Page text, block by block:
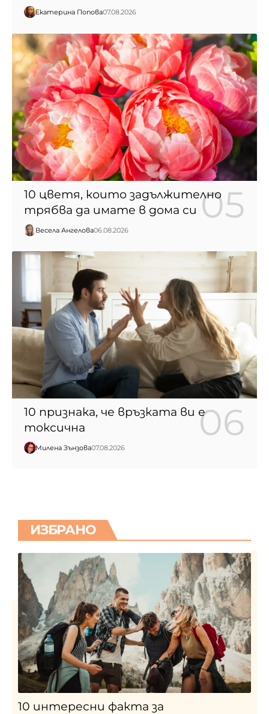
Екатерина Попова07.08.2026
10 цветя, които задължително
трябва да имате в дома си
Весела Ангелова06.08.2026
10 признака, че връзката ви е
токсична
Милена Зънзова07.08.2026
ИЗБРАНО
10 интересни факта за